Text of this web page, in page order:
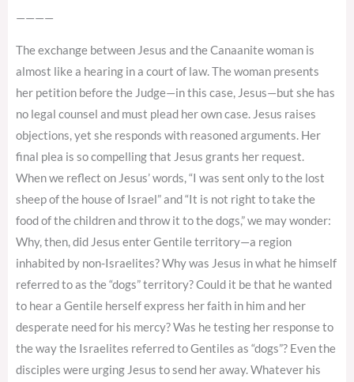
————
The exchange between Jesus and the Canaanite woman is
almost like a hearing in a court of law. The woman presents
her petition before the Judge—in this case, Jesus—but she has
no legal counsel and must plead her own case. Jesus raises
objections, yet she responds with reasoned arguments. Her
final plea is so compelling that Jesus grants her request.
When we reflect on Jesus’ words, “I was sent only to the lost
sheep of the house of Israel” and “It is not right to take the
food of the children and throw it to the dogs,” we may wonder:
Why, then, did Jesus enter Gentile territory—a region
inhabited by non-Israelites? Why was Jesus in what he himself
referred to as the “dogs” territory? Could it be that he wanted
to hear a Gentile herself express her faith in him and her
desperate need for his mercy? Was he testing her response to
the way the Israelites referred to Gentiles as “dogs”? Even the
disciples were urging Jesus to send her away. Whatever his